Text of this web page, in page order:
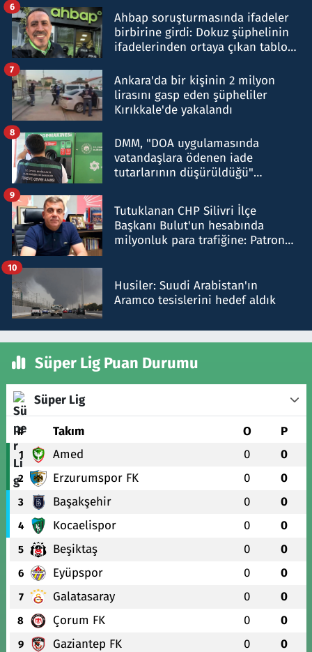
Ahbap soruşturmasında ifadeler
birbirine girdi: Dokuz şüphelinin
ifadelerinden ortaya çıkan tablo
6
Ankara'da bir kişinin 2 milyon
lirasını gasp eden şüpheliler
Kırıkkale'de yakalandı
7
DMM, "DOA uygulamasında
vatandaşlara ödenen iade
tutarlarının düşürüldüğü"
8
Tutuklanan CHP Silivri İlçe
Başkanı Bulut'un hesabında
milyonluk para trafiğine: Patron
9
Husiler: Suudi Arabistan'ın
Aramco tesislerini hedef aldık
10
Süper Lig Puan Durumu
Süper Lig
# Takım O P
1 Amed 0 0
2 Erzurumspor FK 0 0
3 Başakşehir 0 0
4 Kocaelispor 0 0
5 Beşiktaş 0 0
6 Eyüpspor 0 0
7 Galatasaray 0 0
8 Çorum FK 0 0
9 Gaziantep FK 0 0